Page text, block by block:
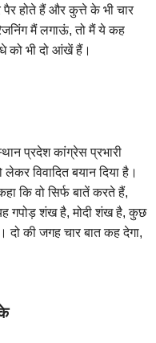
होते हैं और कुत्ते के भी चार
मैं लगाऊं, तो मैं ये कह
को भी दो आंखें हैं।
प्रदेश कांग्रेस प्रभारी
विवादित बयान दिया है।
कि वो सिर्फ बातें करते हैं,
गपोड़ शंख है, मोदी शंख है, कुछ
दो की जगह चार बात कह देगा,